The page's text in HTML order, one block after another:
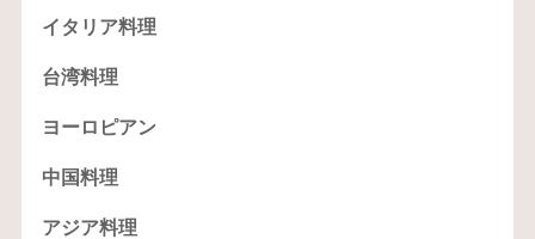
イタリア料理
台湾料理
ヨーロピアン
中国料理
アジア料理